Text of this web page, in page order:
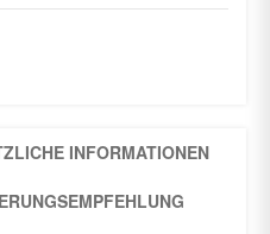
INFORMATIONEN